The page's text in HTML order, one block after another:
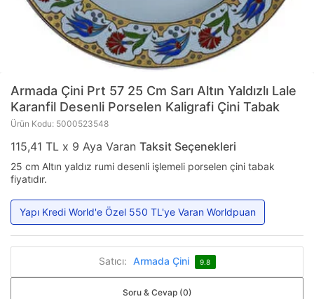
Armada Çini Prt 57 25 Cm Sarı Altın Yaldızlı Lale
Karanfil Desenli Porselen Kaligrafi Çini Tabak
Ürün Kodu: 5000523548
115,41 TL x 9 Aya Varan Taksit Seçenekleri
25 cm Altın yaldız rumi desenli işlemeli porselen çini tabak
fiyatıdır.
Yapı Kredi World'e Özel 550 TL'ye Varan Worldpuan
Satıcı: Armada Çini 9.8
Soru & Cevap (0)